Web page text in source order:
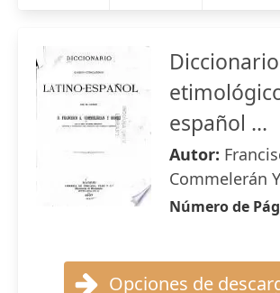
español ...
Autor:
Commelerán
Número de
Opciones de